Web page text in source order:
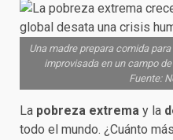
Una madre prepara comida
improvisada en un campo
Fuente:
La pobreza extrema y la
todo el mundo. ¿Cuánto